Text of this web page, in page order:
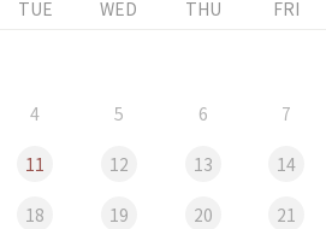
TUE WED THU FRI
4 5 6 7
11 12 13 14
18 19 20 21